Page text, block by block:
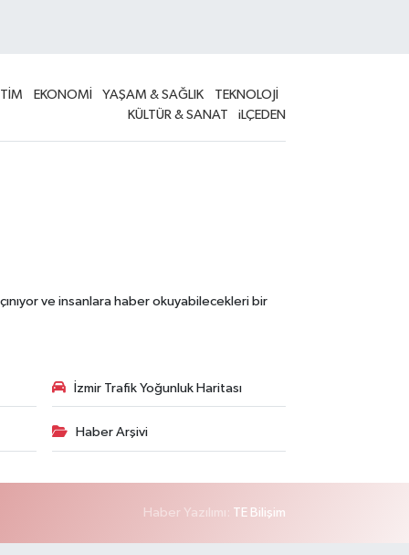
EKONOMİ YAŞAM & SAĞLIK
TEKNOLOJİ
KÜLTÜR & SANAT
iLÇEDEN
ve insanlara haber okuyabilecekleri bir
İzmir Trafik Yoğunluk Haritası
Haber Arşivi
Haber Yazılımı: TE Bilişim